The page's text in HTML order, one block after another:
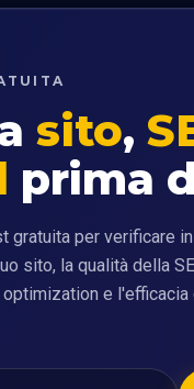
sito,
prima
gratuita per verificare
sito, la qualità della
e l'efficacia